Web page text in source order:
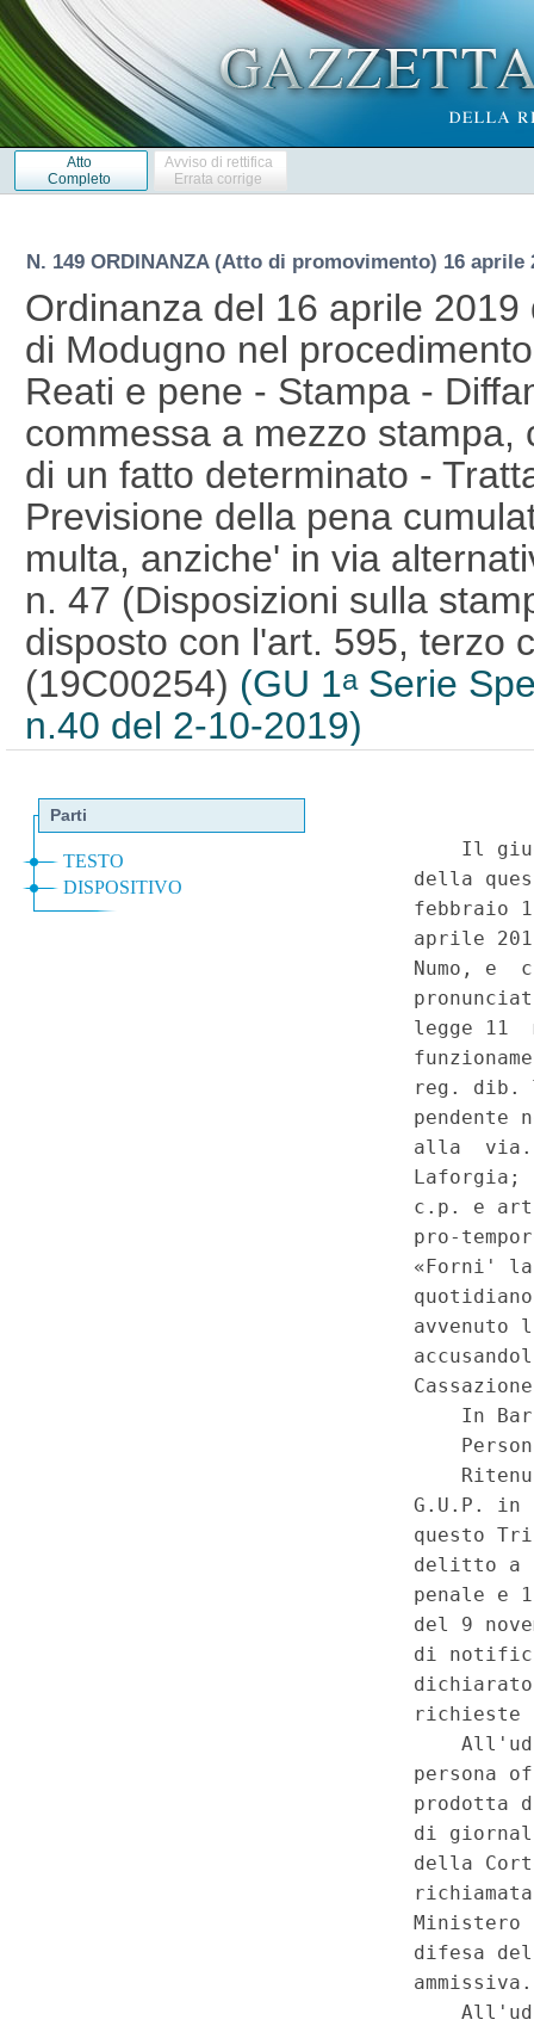
Atto
Completo
Avviso di rettifica
Errata corrige
N. 149 ORDINANZA (Atto di promovimento) 16 aprile
Ordinanza del 16 aprile
di Modugno nel
Reati e pene - Stampa -
commessa a mezzo
di un fatto determinato -
Previsione della pena
multa, anziche' in via
n. 47 (Disposizioni sulla
disposto con l'art. 595, terzo
(19C00254) (GU 1aSerie
n.40 del 2-10-2019)